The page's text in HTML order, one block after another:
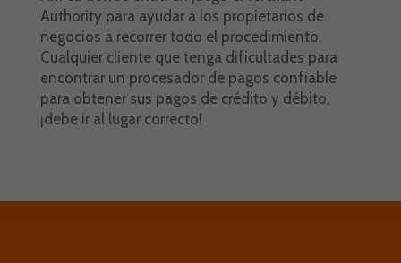
Authority para ayudar a los propietarios de
negocios a recorrer todo el procedimiento.
Cualquier cliente que tenga dificultades para
encontrar un procesador de pagos confiable
para obtener sus pagos de crédito y débito,
¡debe ir al lugar correcto!